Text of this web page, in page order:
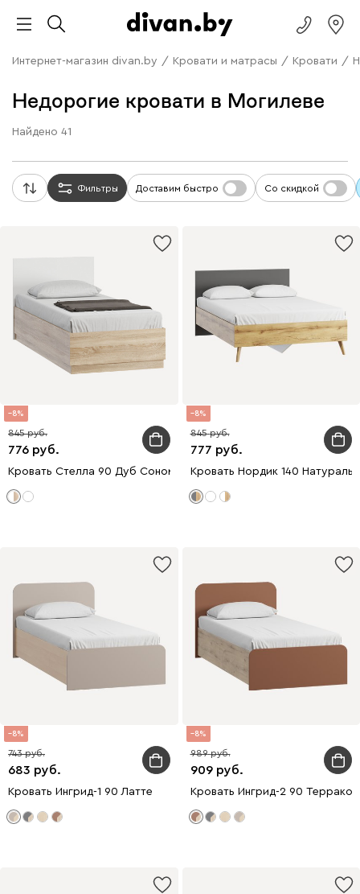
Интернет-магазин divan.by / Кровати и матрасы / Кровати /
Недорогие кровати в Могилеве
Найдено 41
Фильтры Доставим быстро Со скидкой
8
776
845
Кровать Стелла 90 Дуб Сонома
8
777
845
Кровать Нордик 140
8
683
743
Кровать Ингрид-1 90 Латте
8
909
989
Кровать Ингрид-2 90